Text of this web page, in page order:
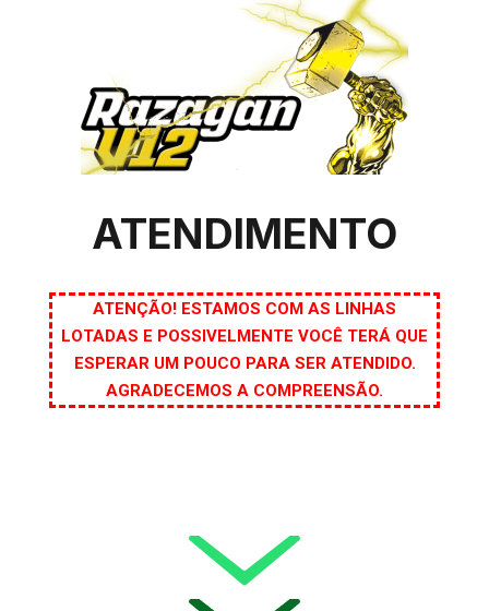
ATENDIMENTO
ATENÇÃO! ESTAMOS COM AS LINHAS
LOTADAS E POSSIVELMENTE VOCÊ TERÁ QUE
ESPERAR UM POUCO PARA SER ATENDIDO.
AGRADECEMOS A COMPREENSÃO.